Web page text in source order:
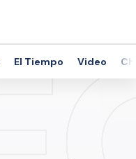
El Tiempo Video